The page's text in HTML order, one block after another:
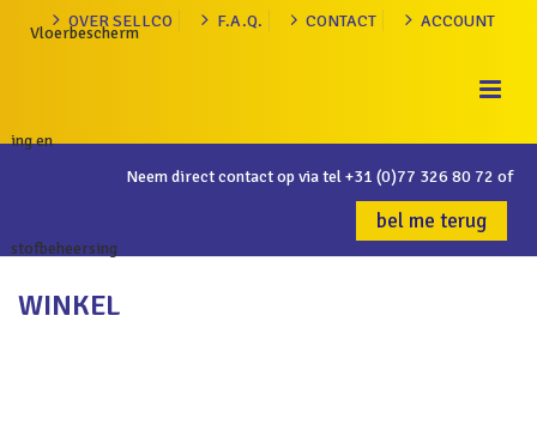
OVER SELLCO F.A.Q. CONTACT ACCOUNT
Neem direct contact op via tel+31 (0)77 326 80 72 of
bel me terug
WINKEL